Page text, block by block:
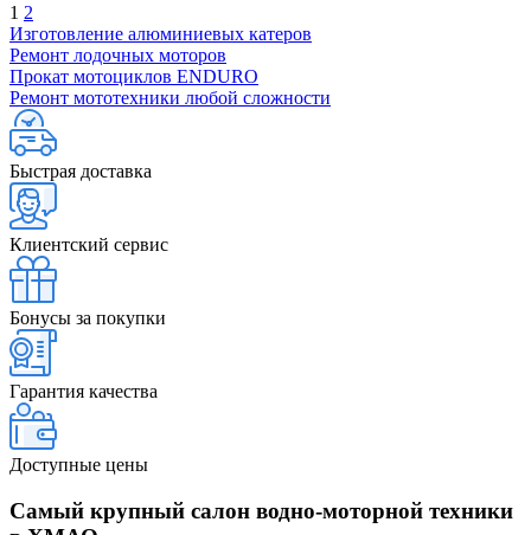
1 2
Изготовление алюминиевых катеров
Ремонт лодочных моторов
Прокат мотоциклов ENDURO
Ремонт мототехники любой сложности
Быстрая доставка
Клиентский сервис
Бонусы за покупки
Гарантия качества
Доступные цены
Самый крупный салон водно-моторной техники